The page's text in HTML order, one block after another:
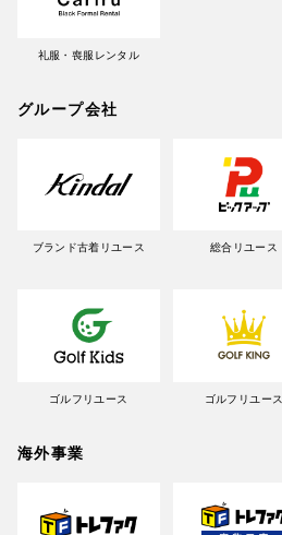
礼服・喪服レンタル
グループ会社
ブランド古着リユース 総合リユース
ゴルフリユース ゴルフリユース
海外事業